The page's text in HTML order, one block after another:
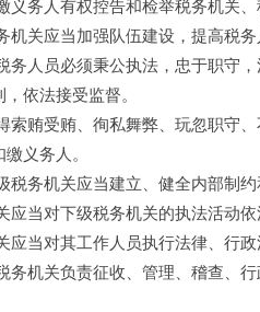
人有权控告和检举税务机关、
应当加强队伍建设，提高税务
员必须秉公执法，忠于职守，
依法接受监督。
受贿、徇私舞弊、玩忽职守、
义务人。
机关应当建立、健全内部制约
对下级税务机关的执法活动依
对其工作人员执行法律、行政
关负责征收、管理、稽查、行